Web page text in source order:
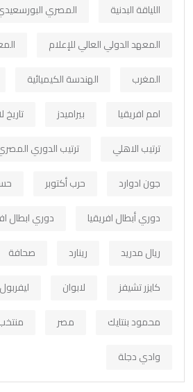
اللياقة البدنية
المصري
المعهد الدولي العالي للإعلام
المغرب
الهندسة الكيميائية
امم افريقيا
بيراميدز
تاريخ
ترتيب الاهلي
ترتيب الدوري
جون ادوارد
حرب أكتوبر
دوري أبطال افريقيا
دوري ابطال
ريال مدريد
رينارد صحافة
كايزر تشيفز
لابوان ليفربول
محمود بنتايك
مصر
وادي دجلة